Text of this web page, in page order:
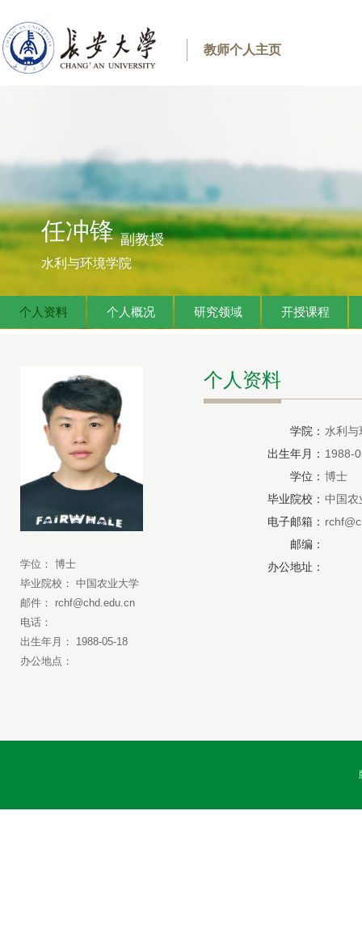
教师个人主页
任冲锋副教授
水利与环境学院
个人资料 个人概况 研究领域 开授课程
学位： 博士
毕业院校： 中国农业大学
邮件： rchf@chd.edu.cn
电话：
出生年月： 1988-05-18
办公地点：
个人资料
学院： 水利与
出生年月： 1988-
学位： 博士
毕业院校： 中国农
电子邮箱：
邮编：
办公地址：